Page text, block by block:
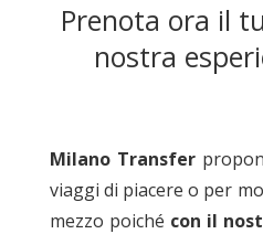
Prenota ora il
nostra
Milano Transfer
viaggi di piacere o per
mezzo poiché con il